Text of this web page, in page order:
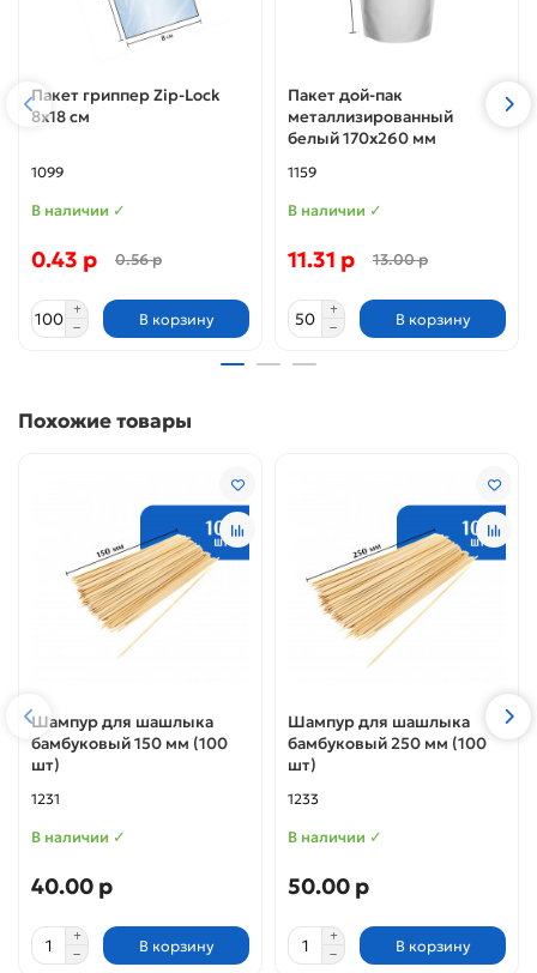
Пакет гриппер Zip-Lock
8x18 см
1099
В наличии ✓
0.43 р 0.56 р
В корзину
Пакет дой-пак
металлизированный
белый 170х260 мм
1159
В наличии ✓
11.31 р 13.00 р
В корзину
Похожие товары
Шампур для шашлыка
бамбуковый 150 мм (100
шт)
1231
В наличии ✓
40.00 р
В корзину
Шампур для шашлыка
бамбуковый 250 мм (100
шт)
1233
В наличии ✓
50.00 р
В корзину